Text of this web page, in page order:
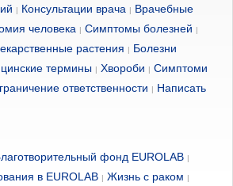
Консультации врача
Врачебные
человека Симптомы болезней
растения
Болезни
термины Хвороби
Симптоми
ответственности
Написать
фонд EUROLAB
в EUROLAB Жизнь с раком